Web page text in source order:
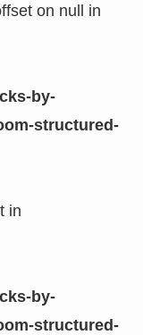
on null in
by-
structured-
in
by-
structured-